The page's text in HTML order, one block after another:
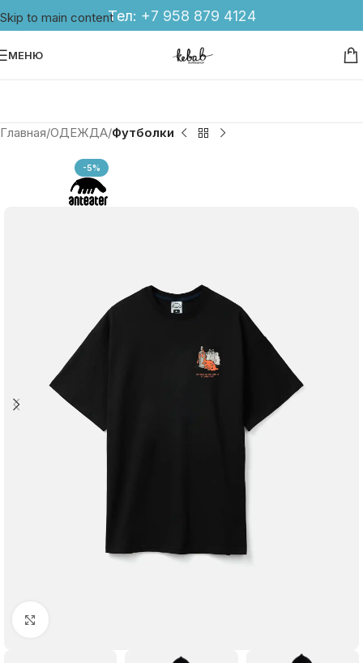
Skip to main contentТел: +7 958 879 4124
МЕНЮ
Главная ОДЕЖДА Футболки
-5%